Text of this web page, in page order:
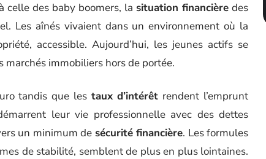
celle des baby boomers, la situation financière des
Les aînés vivaient dans un environnement où la
accessible. Aujourd’hui, les jeunes actifs se
marchés immobiliers hors de portée.
tandis que les taux d’intérêt rendent l’emprunt
leur vie professionnelle avec des dettes
un minimum de sécurité financière. Les formules
de stabilité, semblent de plus en plus lointaines.